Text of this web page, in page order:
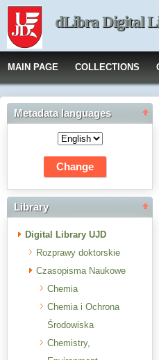
dLibra Digital
MAIN PAGE COLLECTIONS
Metadata languages
Library
Digital Library UJD
Rozprawy doktorskie
Czasopisma Naukowe
Chemia
Chemia i Ochrona
Środowiska
Chemistry,